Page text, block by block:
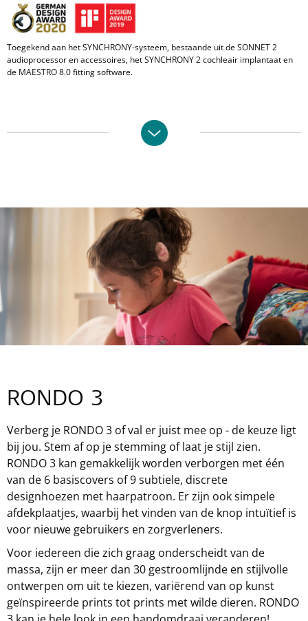
Toegekend aan het SYNCHRONY-systeem, bestaande uit de SONNET 2
audioprocessor en accessoires, het SYNCHRONY 2 cochleair implantaat en
de MAESTRO 8.0 fitting software.
RONDO 3
Verberg je RONDO 3 of val er juist mee op - de keuze ligt
bij jou. Stem af op je stemming of laat je stijl zien.
RONDO 3 kan gemakkelijk worden verborgen met één
van de 6 basiscovers of 9 subtiele, discrete
designhoezen met haarpatroon. Er zijn ook simpele
afdekplaatjes, waarbij het vinden van de knop intuïtief is
voor nieuwe gebruikers en zorgverleners.
Voor iedereen die zich graag onderscheidt van de
massa, zijn er meer dan 30 gestroomlijnde en stijlvolle
ontwerpen om uit te kiezen, variërend van op kunst
geïnspireerde prints tot prints met wilde dieren. RONDO